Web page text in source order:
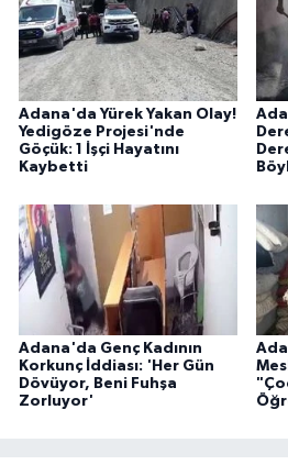
Adana'da Yürek Yakan Olay!
Yedigöze Projesi'nde
Göçük: 1 İşçi Hayatını
Kaybetti
Adana'da Genç Kadının
Korkunç İddiası: 'Her Gün
Dövüyor, Beni Fuhşa
Zorluyor'